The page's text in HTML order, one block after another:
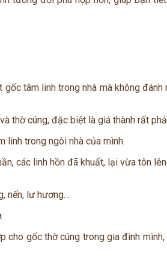
tâm linh trong nhà mà không đánh
thờ cúng, đặc biệt là giá thành rất
linh trong ngôi nhà của mình.
các linh hồn đã khuất, lại vừa tôn
nến, lư hương…
.
cho gốc thờ cúng trong gia đình